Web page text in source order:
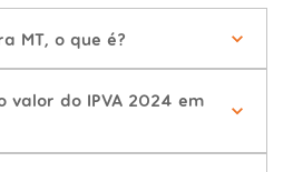
MT, o que é?
valor do IPVA 2024 em